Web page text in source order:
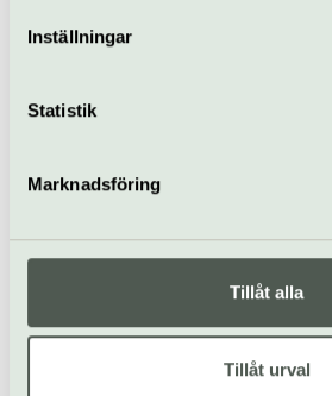
information från din enhet till de
annons- och analysföretag som vi
information som du har
Inställningar
Statistik
Marknadsföring
Tillåt alla
Tillåt urval
Modelljärnvägen –
och naturtroget
Uno Miltons unika modelljärnväg